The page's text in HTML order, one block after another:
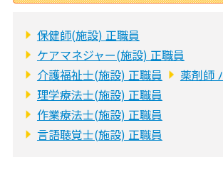
保健師(施設) 正職員
ケアマネジャー(施設) 正職員
介護福祉士(施設) 正職員
薬剤師
理学療法士(施設) 正職員
作業療法士(施設) 正職員
言語聴覚士(施設) 正職員